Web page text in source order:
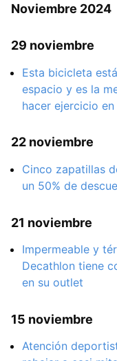
Noviembre 2024
29 noviembre
Esta bicicleta
espacio y es la
hacer ejercicio en
22 noviembre
Cinco zapatillas
un 50% de
21 noviembre
Impermeable y
Decathlon tiene
en su outlet
15 noviembre
Atención